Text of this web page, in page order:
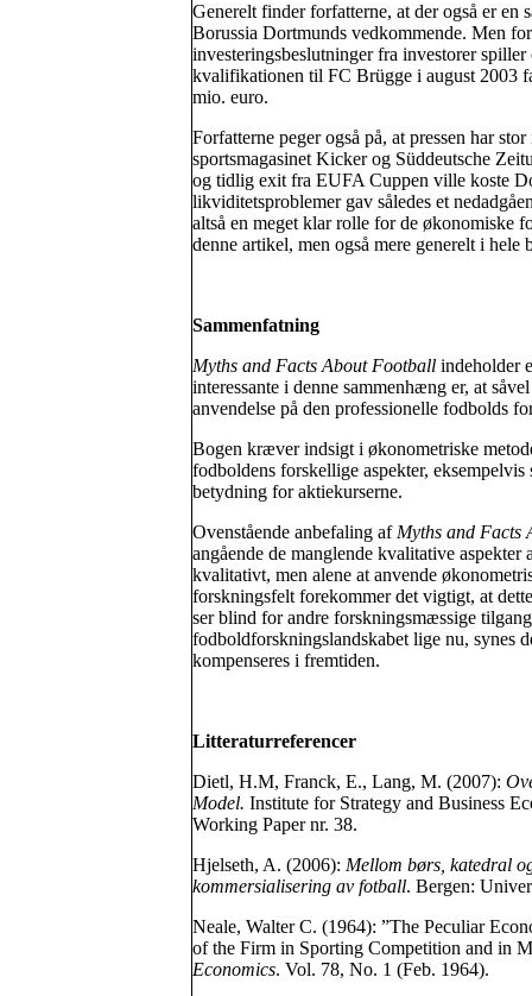
Generelt finder forfatterne, at der også er
Borussia Dortmunds vedkommende. Men
investeringsbeslutninger fra investorer
kvalifikationen til FC Brügge i august 2003
mio. euro.
Forfatterne peger også på, at pressen har
sportsmagasinet Kicker og Süddeutsche
og tidlig exit fra EUFA Cuppen ville koste
likviditetsproblemer gav således et
altså en meget klar rolle for de økonomiske
denne artikel, men også mere generelt i hele
Sammenfatning
Myths and Facts About Football indeholder
interessante i denne sammenhæng er, at
anvendelse på den professionelle fodbolds
Bogen kræver indsigt i økonometriske
fodboldens forskellige aspekter,
betydning for aktiekurserne.
Ovenstående anbefaling af Myths and Facts
angående de manglende kvalitative
kvalitativt, men alene at anvende
forskningsfelt forekommer det vigtigt, at
ser blind for andre forskningsmæssige
fodboldforskningslandskabet lige nu, synes
kompenseres i fremtiden.
Litteraturreferencer
Dietl, H.M, Franck, E., Lang, M. (2007):
Model. Institute for Strategy and Business
Working Paper nr. 38.
Hjelseth, A. (2006): Mellom børs, katedral
kommersialisering av fotball. Bergen:
Neale, Walter C. (1964): ”The Peculiar
of the Firm in Sporting Competition and in
Economics. Vol. 78, No. 1 (Feb. 1964).